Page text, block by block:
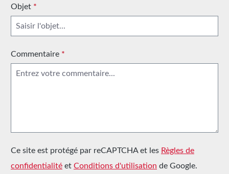
Objet *
Commentaire *
Ce site est protégé par reCAPTCHA et les Règles de
confidentialité et Conditions d'utilisation de Google.